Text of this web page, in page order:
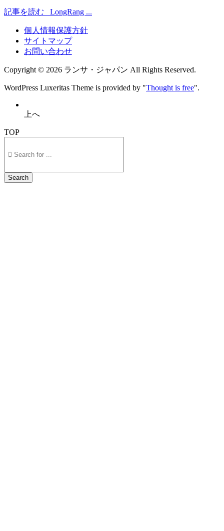
記事を読む LongRang ...
個人情報保護方針
サイトマップ
お問い合わせ
Copyright © 2026 ランサ・ジャパン All Rights Reserved.
WordPress Luxeritas Theme is provided by "Thought is free".
上へ
TOP